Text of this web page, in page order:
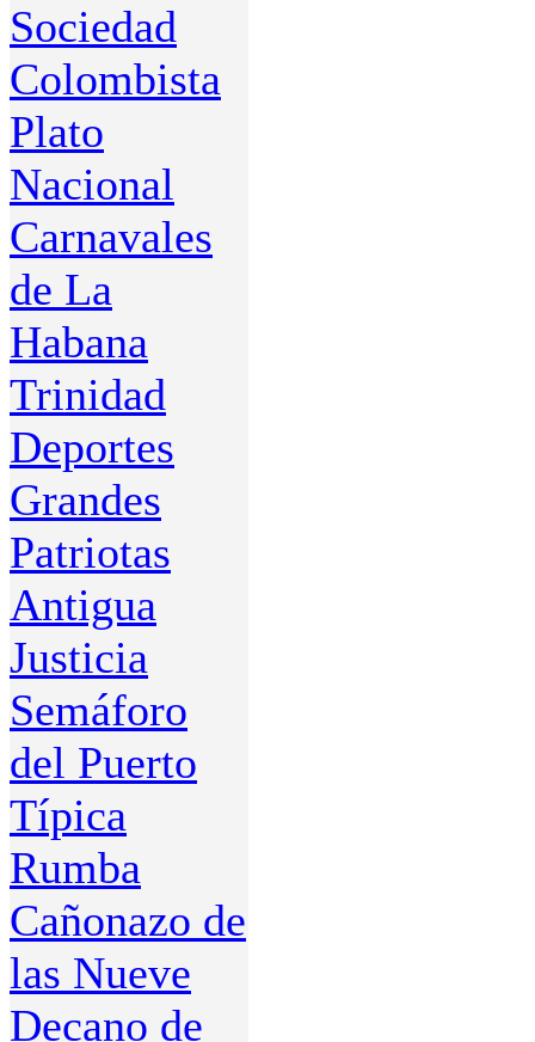
Sociedad
Colombista
Plato
Nacional
Carnavales
de La
Habana
Trinidad
Deportes
Grandes
Patriotas
Antigua
Justicia
Semáforo
del Puerto
Típica
Rumba
Cañonazo de
las Nueve
Decano de